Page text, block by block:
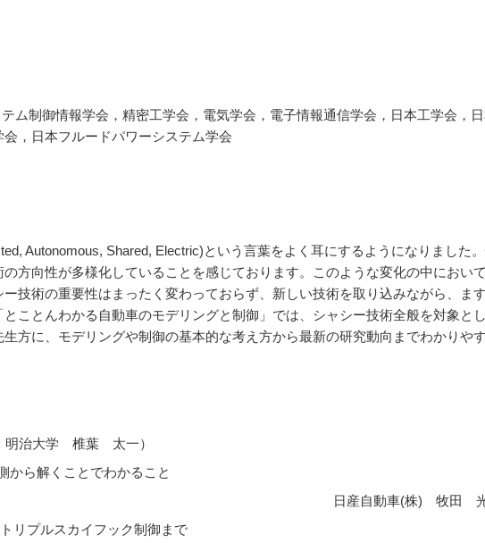
ム制御情報学会，精密工学会，電気学会，電子情報通信学会，日本工学会，
，日本フルードパワーシステム学会
Autonomous, Shared, Electric)という言葉をよく耳にするようになりました
方向性が多様化していることを感じております。このような変化の中におい
技術の重要性はまったく変わっておらず、新しい技術を取り込みながら、ま
ことんわかる自動車のモデリングと制御」では、シャシー技術全般を対象と
方に、モデリングや制御の基本的な考え方から最新の研究動向までわかりや
明治大学 椎葉 太一）
ら解くことでわかること
日産自動車(株) 牧田
リプルスカイフック制御まで